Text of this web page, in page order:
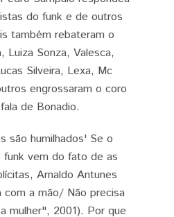
do funk e de outros
também rebateram o
Luiza Sonza, Valesca,
Silveira, Lexa, Mc
engrossaram o coro
de Bonadio.
são humilhados' Se o
vem do fato de as
Arnaldo Antunes
a mão/ Não precisa
mulher", 2001). Por que